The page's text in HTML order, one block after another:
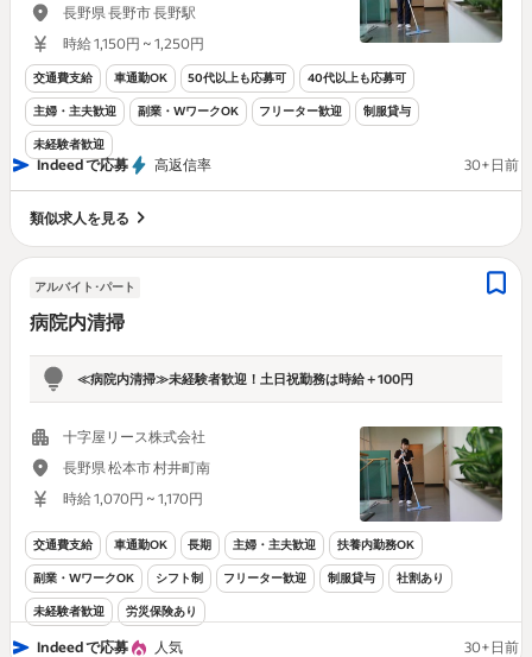
長野県 長野市 長野駅
時給 1,150円 ~ 1,250円
交通費支給 車通勤OK 50代以上も応募可 40代以上も応募可
主婦・主夫歓迎 副業・WワークOK フリーター歓迎 制服貸与
未経験者歓迎
Indeed で応募 高返信率 30+日前
類似求人を見る
アルバイト･パート
病院内清掃
≪病院内清掃≫未経験者歓迎！土日祝勤務は時給＋100円
十字屋リース株式会社
長野県 松本市 村井町南
時給 1,070円 ~ 1,170円
交通費支給 車通勤OK 長期 主婦・主夫歓迎 扶養内勤務OK
副業・WワークOK シフト制 フリーター歓迎 制服貸与 社割あり
未経験者歓迎 労災保険あり
Indeed で応募 人気 30+日前